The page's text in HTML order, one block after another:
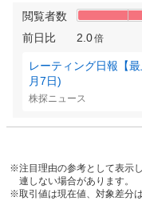
閲覧者数
前日比
2.0倍
レーティング日報【
月7日)
株探ニュース
注目理由の参考として表示
連しない場合があります。
取引値は現在値、対象差分